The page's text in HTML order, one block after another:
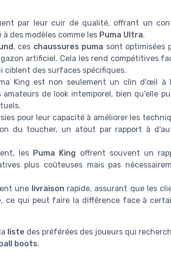
par leur cuir de qualité, offrant un
des modèles comme les Puma Ultra.
, ces chaussures puma sont optimisées
artificiel. Cela les rend compétitives
ciblent des surfaces spécifiques.
King est non seulement un clin d'œil à
de look intemporel, bien qu'elle
pour leur capacité à améliorer les
du toucher, un atout par rapport à
les Puma King offrent souvent un
plus coûteuses mais pas
une livraison rapide, assurant que les
ce qui peut faire la différence face à
liste des préférées des joueurs qui
boots.